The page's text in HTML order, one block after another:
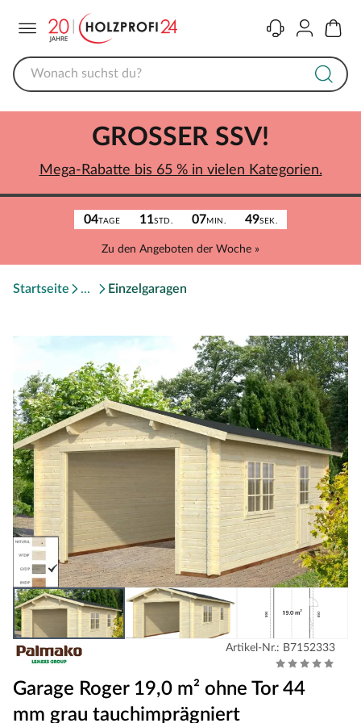
KontaktKonto
04TAGE 11STD. 07MIN. 49SEK.
Zu den Angeboten der Woche »
GROSSER SSV!
Mega-Rabatte bis 65 % in vielen Kategorien.
Startseite Einzelgaragen
Artikel-Nr.: B7152333
Garage Roger 19,0 m² ohne Tor 44
mm grau tauchimprägniert